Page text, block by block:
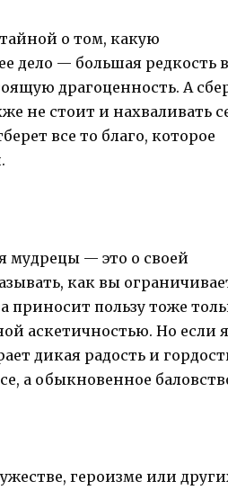
о том, какую
дело — большая редкость
драгоценность. А
не стоит и нахваливать
все то благо, которое
мудрецы — это о своей
как вы
приносит пользу тоже
аскетичностью. Но если
дикая радость и
а обыкновенное
героизме или